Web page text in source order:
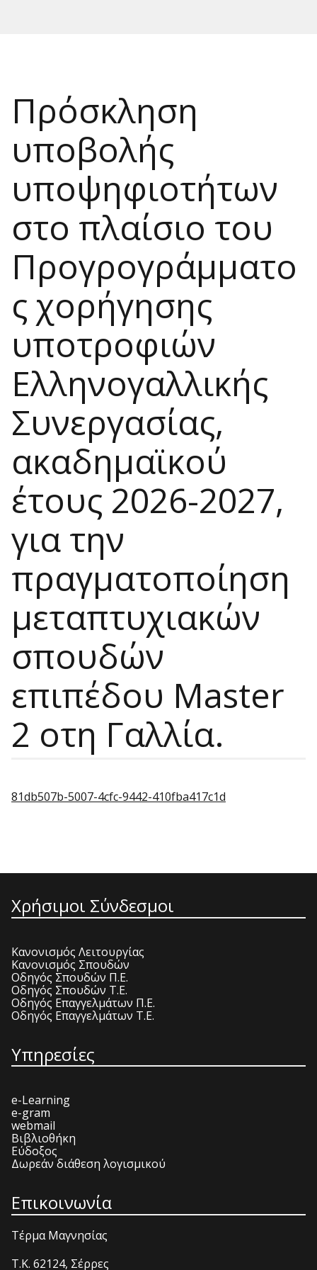
Πρόσκληση
υποβολής
υποψηφιοτήτων
στο πλαίσιο του
Προγρογράμματο
ς χορήγησης
υποτροφιών
Ελληνογαλλικής
Συνεργασίας,
ακαδημαϊκού
έτους 2026-2027,
για την
πραγματοποίηση
μεταπτυχιακών
σπουδών
επιπέδου Master
2 οτη Γαλλία.
81db507b-5007-4cfc-9442-410fba417c1d
Χρήσιμοι Σύνδεσμοι
Κανονισμός Λειτουργίας
Κανονισμός Σπουδών
Οδηγός Σπουδών Π.Ε.
Οδηγός Σπουδών Τ.Ε.
Οδηγός Επαγγελμάτων Π.Ε.
Οδηγός Επαγγελμάτων Τ.Ε.
Υπηρεσίες
e-Learning
e-gram
webmail
Βιβλιοθήκη
Εύδοξος
Δωρεάν διάθεση λογισμικού
Επικοινωνία
Τέρμα Μαγνησίας
T.K. 62124, Σέρρες